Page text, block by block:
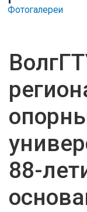
Фотогалереи
88-